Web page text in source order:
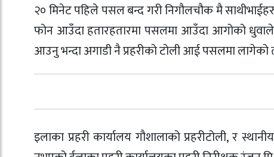
२० मिनेट पहिले पसल बन्द गरी निगौलचौक मै
फोन आउँदा हतारहतारमा पसलमा आउँदा आगोको
आउनु भन्दा अगाडी नै प्रहरीको टोली आई पसलमा
इलाका प्रहरी कार्यालय गौशालाको प्रहरीटोली, र